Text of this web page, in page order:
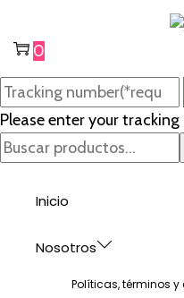
a
la
navegación
al
contenido
0
Please enter your
Búsqueda
para:>
Inicio
Nosotros
Políticas, términos